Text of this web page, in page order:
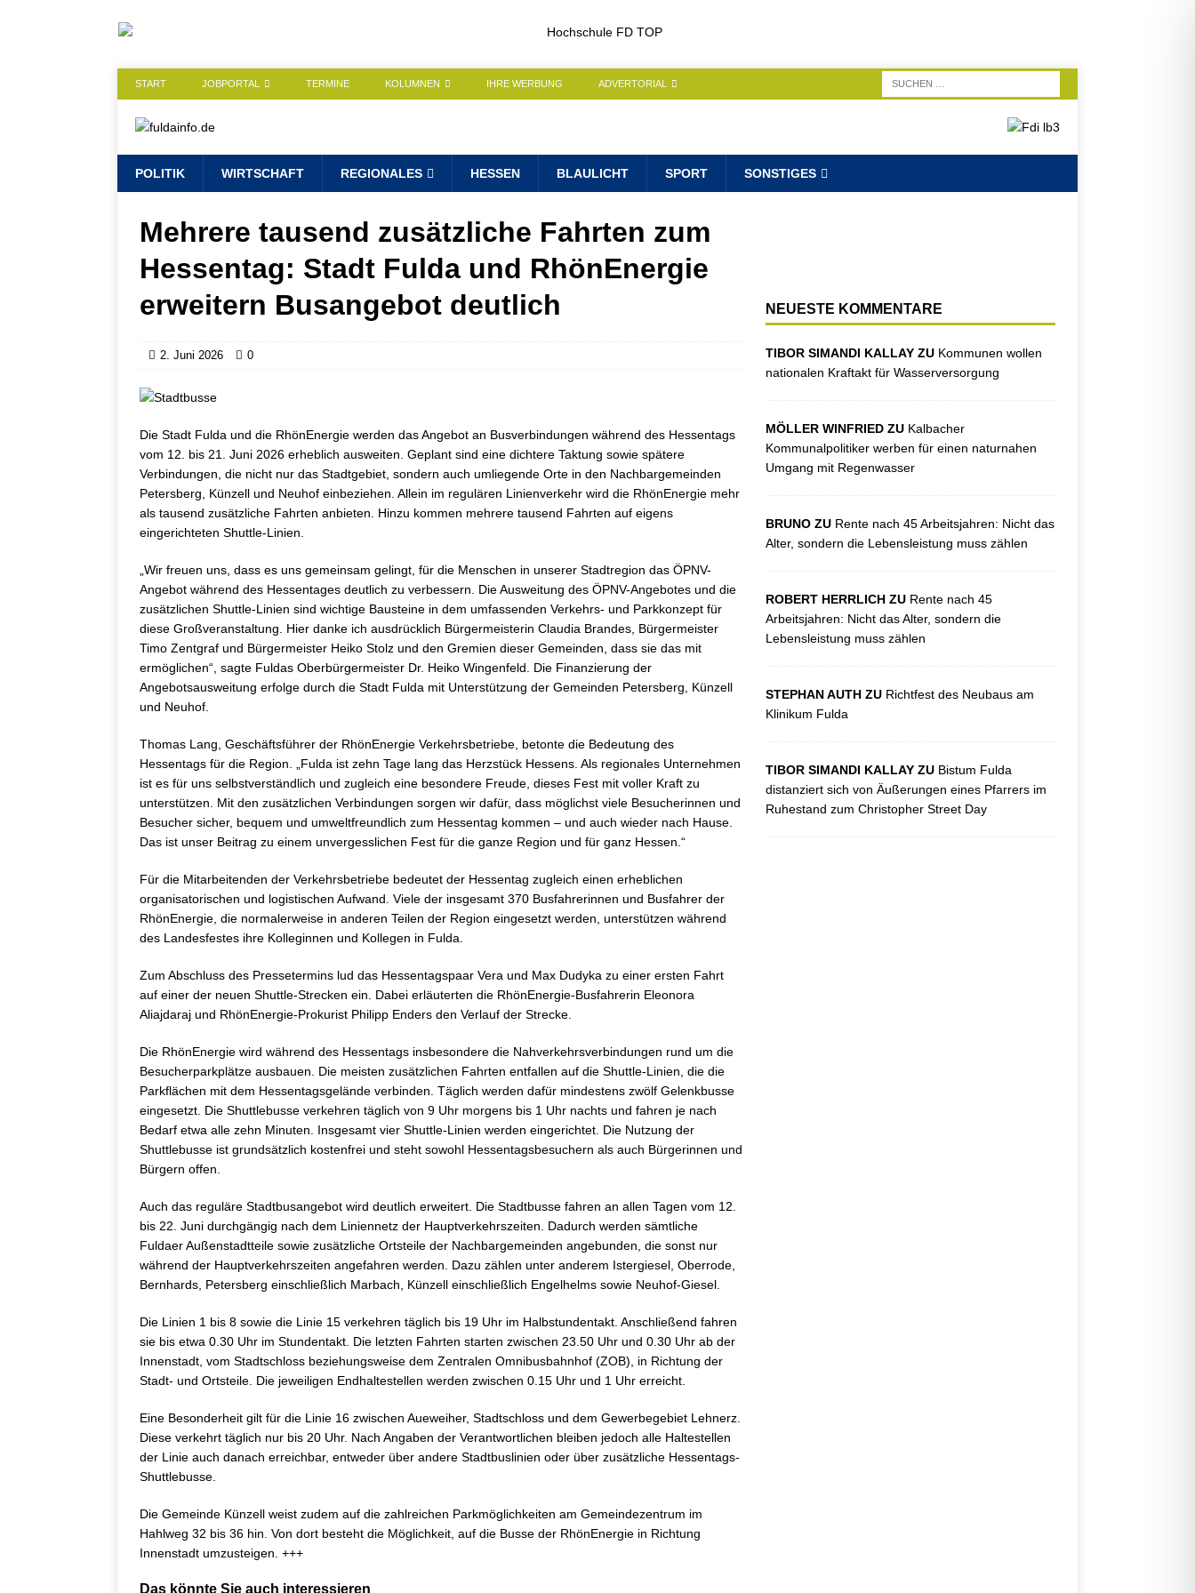
START JOBPORTAL TERMINE KOLUMNEN IHRE WERBUNG ADVERTORIAL
POLITIK WIRTSCHAFT REGIONALES HESSEN BLAULICHT SPORT SONSTIGES
Mehrere tausend zusätzliche Fahrten zum
Hessentag: Stadt Fulda und RhönEnergie
erweitern Busangebot deutlich
2. Juni 2026 0
Die Stadt Fulda und die RhönEnergie werden das Angebot an Busverbindungen während des Hessentags
vom 12. bis 21. Juni 2026 erheblich ausweiten. Geplant sind eine dichtere Taktung sowie spätere
Verbindungen, die nicht nur das Stadtgebiet, sondern auch umliegende Orte in den Nachbargemeinden
Petersberg, Künzell und Neuhof einbeziehen. Allein im regulären Linienverkehr wird die RhönEnergie mehr
als tausend zusätzliche Fahrten anbieten. Hinzu kommen mehrere tausend Fahrten auf eigens
eingerichteten Shuttle-Linien.
„Wir freuen uns, dass es uns gemeinsam gelingt, für die Menschen in unserer Stadtregion das ÖPNV-
Angebot während des Hessentages deutlich zu verbessern. Die Ausweitung des ÖPNV-Angebotes und die
zusätzlichen Shuttle-Linien sind wichtige Bausteine in dem umfassenden Verkehrs- und Parkkonzept für
diese Großveranstaltung. Hier danke ich ausdrücklich Bürgermeisterin Claudia Brandes, Bürgermeister
Timo Zentgraf und Bürgermeister Heiko Stolz und den Gremien dieser Gemeinden, dass sie das mit
ermöglichen“, sagte Fuldas Oberbürgermeister Dr. Heiko Wingenfeld. Die Finanzierung der
Angebotsausweitung erfolge durch die Stadt Fulda mit Unterstützung der Gemeinden Petersberg, Künzell
und Neuhof.
Thomas Lang, Geschäftsführer der RhönEnergie Verkehrsbetriebe, betonte die Bedeutung des
Hessentags für die Region. „Fulda ist zehn Tage lang das Herzstück Hessens. Als regionales Unternehmen
ist es für uns selbstverständlich und zugleich eine besondere Freude, dieses Fest mit voller Kraft zu
unterstützen. Mit den zusätzlichen Verbindungen sorgen wir dafür, dass möglichst viele Besucherinnen und
Besucher sicher, bequem und umweltfreundlich zum Hessentag kommen – und auch wieder nach Hause.
Das ist unser Beitrag zu einem unvergesslichen Fest für die ganze Region und für ganz Hessen.“
Für die Mitarbeitenden der Verkehrsbetriebe bedeutet der Hessentag zugleich einen erheblichen
organisatorischen und logistischen Aufwand. Viele der insgesamt 370 Busfahrerinnen und Busfahrer der
RhönEnergie, die normalerweise in anderen Teilen der Region eingesetzt werden, unterstützen während
des Landesfestes ihre Kolleginnen und Kollegen in Fulda.
Zum Abschluss des Pressetermins lud das Hessentagspaar Vera und Max Dudyka zu einer ersten Fahrt
auf einer der neuen Shuttle-Strecken ein. Dabei erläuterten die RhönEnergie-Busfahrerin Eleonora
Aliajdaraj und RhönEnergie-Prokurist Philipp Enders den Verlauf der Strecke.
Die RhönEnergie wird während des Hessentags insbesondere die Nahverkehrsverbindungen rund um die
Besucherparkplätze ausbauen. Die meisten zusätzlichen Fahrten entfallen auf die Shuttle-Linien, die die
Parkflächen mit dem Hessentagsgelände verbinden. Täglich werden dafür mindestens zwölf Gelenkbusse
eingesetzt. Die Shuttlebusse verkehren täglich von 9 Uhr morgens bis 1 Uhr nachts und fahren je nach
Bedarf etwa alle zehn Minuten. Insgesamt vier Shuttle-Linien werden eingerichtet. Die Nutzung der
Shuttlebusse ist grundsätzlich kostenfrei und steht sowohl Hessentagsbesuchern als auch Bürgerinnen und
Bürgern offen.
Auch das reguläre Stadtbusangebot wird deutlich erweitert. Die Stadtbusse fahren an allen Tagen vom 12.
bis 22. Juni durchgängig nach dem Liniennetz der Hauptverkehrszeiten. Dadurch werden sämtliche
Fuldaer Außenstadtteile sowie zusätzliche Ortsteile der Nachbargemeinden angebunden, die sonst nur
während der Hauptverkehrszeiten angefahren werden. Dazu zählen unter anderem Istergiesel, Oberrode,
Bernhards, Petersberg einschließlich Marbach, Künzell einschließlich Engelhelms sowie Neuhof-Giesel.
Die Linien 1 bis 8 sowie die Linie 15 verkehren täglich bis 19 Uhr im Halbstundentakt. Anschließend fahren
sie bis etwa 0.30 Uhr im Stundentakt. Die letzten Fahrten starten zwischen 23.50 Uhr und 0.30 Uhr ab der
Innenstadt, vom Stadtschloss beziehungsweise dem Zentralen Omnibusbahnhof (ZOB), in Richtung der
Stadt- und Ortsteile. Die jeweiligen Endhaltestellen werden zwischen 0.15 Uhr und 1 Uhr erreicht.
Eine Besonderheit gilt für die Linie 16 zwischen Aueweiher, Stadtschloss und dem Gewerbegebiet Lehnerz.
Diese verkehrt täglich nur bis 20 Uhr. Nach Angaben der Verantwortlichen bleiben jedoch alle Haltestellen
der Linie auch danach erreichbar, entweder über andere Stadtbuslinien oder über zusätzliche Hessentags-
Shuttlebusse.
Die Gemeinde Künzell weist zudem auf die zahlreichen Parkmöglichkeiten am Gemeindezentrum im
Hahlweg 32 bis 36 hin. Von dort besteht die Möglichkeit, auf die Busse der RhönEnergie in Richtung
Innenstadt umzusteigen. +++
Das könnte Sie auch interessieren
NEUESTE KOMMENTARE
TIBOR SIMANDI KALLAY ZU Kommunen wollen
nationalen Kraftakt für Wasserversorgung
MÖLLER WINFRIED ZU Kalbacher
Kommunalpolitiker werben für einen naturnahen
Umgang mit Regenwasser
BRUNO ZU Rente nach 45 Arbeitsjahren: Nicht das
Alter, sondern die Lebensleistung muss zählen
ROBERT HERRLICH ZU Rente nach 45
Arbeitsjahren: Nicht das Alter, sondern die
Lebensleistung muss zählen
STEPHAN AUTH ZU Richtfest des Neubaus am
Klinikum Fulda
TIBOR SIMANDI KALLAY ZU Bistum Fulda
distanziert sich von Äußerungen eines Pfarrers im
Ruhestand zum Christopher Street Day